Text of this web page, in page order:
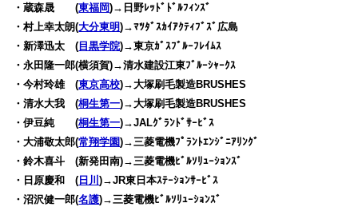
・蔵森晟 (東福岡)→日野ﾚｯﾄﾞﾄﾞﾙﾌｨﾝｽﾞ
・村上幸太朗(大分東明)→ﾏﾂﾀﾞｽｶｲｱｸﾃｨﾌﾞｽﾞ広島
・新澤迅太 ( 目黒学院)→東京ｶﾞｽﾌﾞﾙｰﾌﾚｲﾑｽ
・永田隆一郎(横須賀)→清水建設江東ﾌﾞﾙｰｼｬｰｸｽ
・今村玲雄 (東京高校)→大塚刷毛製造BRUSHES
・清水大我 (桐生第一)→大塚刷毛製造BRUSHES
・伊豆純 (桐生第一)→JALｸﾞﾗﾝﾄﾞｻｰﾋﾞｽ
・大浦敬太郎(常翔学園)→三菱電機ﾌﾟﾗﾝﾄｴﾝｼﾞﾆｱﾘﾝｸﾞ
・鈴木喜斗 (新発田南)→三菱電機ﾋﾞﾙｿﾘｭｰｼｮﾝｽﾞ
・日原慶和 ( 日川)→JR東日本ｽﾃｰｼｮﾝｻｰﾋﾞｽ
・沼沢健一郎(名護)→三菱電機ﾋﾞﾙｿﾘｭｰｼｮﾝｽﾞ